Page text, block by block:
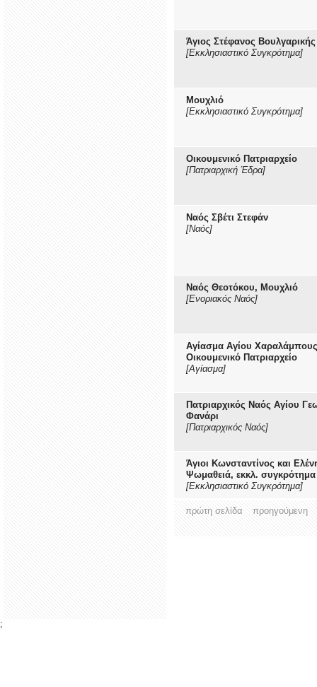
Άγιος Στέφανος Βουλγαρικής
[Εκκλησιαστικό Συγκρότημα]
Μουχλιό
[Εκκλησιαστικό Συγκρότημα]
Οικουμενικό Πατριαρχείο
[Πατριαρχική Έδρα]
Ναός Σβέτι Στεφάν
[Ναός]
Ναός Θεοτόκου, Μουχλιό
[Ενοριακός Ναός]
Αγίασμα Αγίου
Οικουμενικό Πατριαρχείο
[Αγίασμα]
Πατριαρχικός Ναός Αγίου
Φανάρι
[Πατριαρχικός Ναός]
Άγιοι Κωνσταντίνος και
Ψωμαθειά, εκκλ. συγκρότημα
[Εκκλησιαστικό Συγκρότημα]
πρώτη σελίδα προηγούμενη
;